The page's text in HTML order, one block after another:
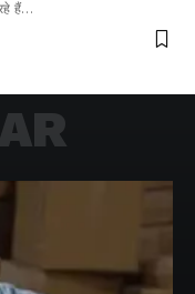
हैं…